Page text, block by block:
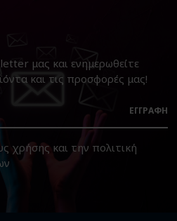
μας και ενημερωθείτε
και τις προσφορές μας!
ΕΓΓΡΑΦΉ
χρήσης και την πολιτική